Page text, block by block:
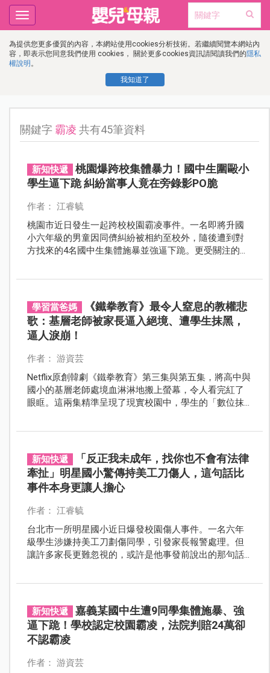
為提供您更多優質的內容，本網站使用cookies分析技術。若繼續閱覽本網站內
容，即表示您同意我們使用 cookies， 關於更多cookies資訊請閱讀我們的隱私
權說明 。
我知道了
Toggle
navigation
關鍵字 霸凌 共有45筆資料
新知快遞
桃園爆跨校集體暴力！國中生圍毆小
學生逼下跪 糾紛當事人竟在旁錄影PO脆
作者： 江睿毓
桃園市近日發生一起跨校校園霸凌事件。一名即將升國
小六年級的男童因同儕糾紛被相約至校外，隨後遭到對
方找來的4名國中生集體施暴並強逼下跪。更受關注的
學習當爸媽
《鐵拳教育》最令人窒息的教權悲
歌：基層老師被家長逼入絕境、遭學生抹黑，
逼人淚崩！
作者： 游資芸
Netflix原創韓劇《鐵拳教育》第三集與第五集，將高中與
國小的基層老師處境血淋淋地搬上螢幕，令人看完紅了
眼眶。這兩集精準呈現了現實校園中，學生的「數位抹
新知快遞
「反正我未成年，找你也不會有法律
牽扯」明星國小驚傳持美工刀傷人，這句話比
事件本身更讓人擔心
作者： 江睿毓
台北市一所明星國小近日爆發校園傷人事件。一名六年
級學生涉嫌持美工刀劃傷同學，引發家長報警處理。但
讓許多家長更難忽視的，或許是他事發前說出的那句話
新知快遞
嘉義某國中生遭9同學集體施暴、強
逼下跪！學校認定校園霸凌，法院判賠24萬卻
不認霸凌
作者： 游資芸